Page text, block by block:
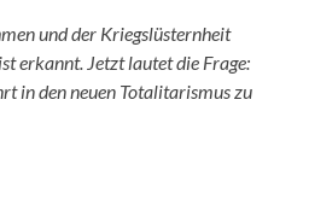
und der Kriegslüsternheit
erkannt. Jetzt lautet die Frage:
in den neuen Totalitarismus zu